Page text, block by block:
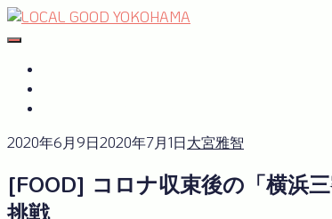
Skip
to
2020年6月9日2020年7月1日大宮雅智
[FOOD] コロナ収束後の「横浜